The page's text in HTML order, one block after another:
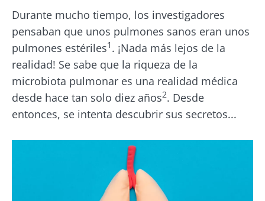
Durante mucho tiempo, los investigadores
pensaban que unos pulmones sanos eran unos
pulmones estériles1 . ¡Nada más lejos de la
realidad! Se sabe que la riqueza de la
microbiota pulmonar es una realidad médica
desde hace tan solo diez años2. Desde
entonces, se intenta descubrir sus secretos...